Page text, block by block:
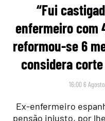
“Fui
enfermeiro com
reformou-se 6
considera
16:00 6
Ex-enfermeiro
pensão injusto, por